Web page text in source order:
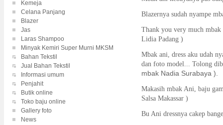
Kemeja
Celana Panjang
Blazer
Jas
Laras Shampoo
Minyak Kemiri Super Murni MKSM
Bahan Tekstil
Jual Bahan Tekstil
Informasi umum
Penjahit
Butik online
Toko baju online
Gallery foto
News
Blazernya sudah nyampe
Thank you very much mbak
Lidia Padang )
Mbak ani, dress aku udah
dan foto model... Tolong
mbak Nadia Surabaya ).
Makasih mbak Ani, baju
Salsa Makassar )
Bu Ani dressnya cakep